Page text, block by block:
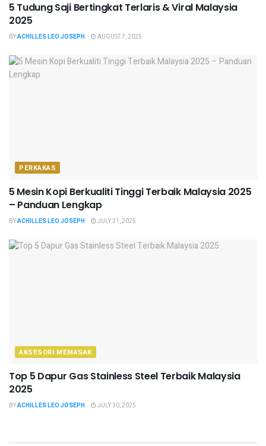
5 Tudung Saji Bertingkat Terlaris & Viral Malaysia
2025
BYACHILLES LEO JOSEPH AUGUST 7, 2025
PERKAKAS
5 Mesin Kopi Berkualiti Tinggi Terbaik Malaysia 2025
– Panduan Lengkap
BYACHILLES LEO JOSEPH JULY 31, 2025
AKSESORI MEMASAK
Top 5 Dapur Gas Stainless Steel Terbaik Malaysia
2025
BYACHILLES LEO JOSEPH JULY 30, 2025